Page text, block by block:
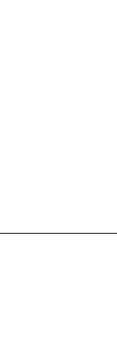
Brändi ja
Konseptit